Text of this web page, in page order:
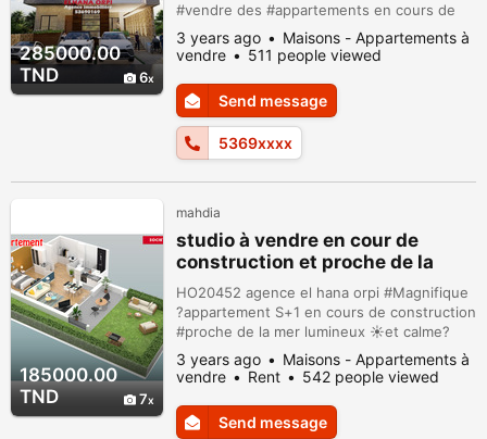
285000.00
TND
6
#vendre des #appartements en cours de
construction très #haut_standing? avec
ascenseur et #gardien jour et nuit 24/24
mis à hiboune et proche de la mer. les
appartements s+2 avec des métrages
variés . les appartements sont situés dans
un quartier agréable et bien animé avec
nomb...
3 years ago
Maisons - Appartements à
vendre
511 people viewed
Send message
5369xxxx
185000.00
TND
7
mahdia
studio à vendre en cour de
construction et proche de la
plage
HO20452 agence el hana orpi #Magnifique
?appartement S+1 en cours de construction
#proche de la mer lumineux ☀️et calme?
dans une immeuble avec assesseur et
gardien jour et nuit Appartement super
idéalement situé (plage, commerces,
hotels). ; cet appartement est composé de:
grand séjour lumineux et confortable avec
3 years ago
Maisons - Appartements à
vendre
Rent 542 people viewed
Send message